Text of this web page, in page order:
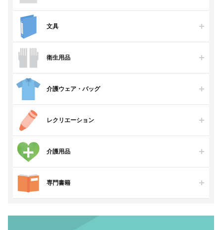
文具
衛生用品
介護ウェア・バッグ
レクリエーション
介護用品
専門書籍